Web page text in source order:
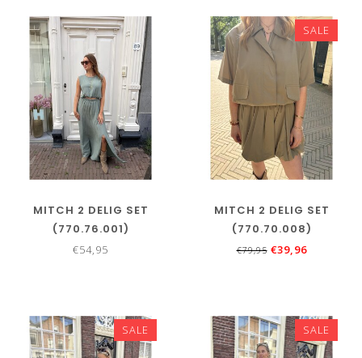
MITCH 2 DELIG SET
(770.76.001)
€54,95
SALE
MITCH 2 DELIG SET
(770.70.008)
€79,95 €39,96
SALE SALE